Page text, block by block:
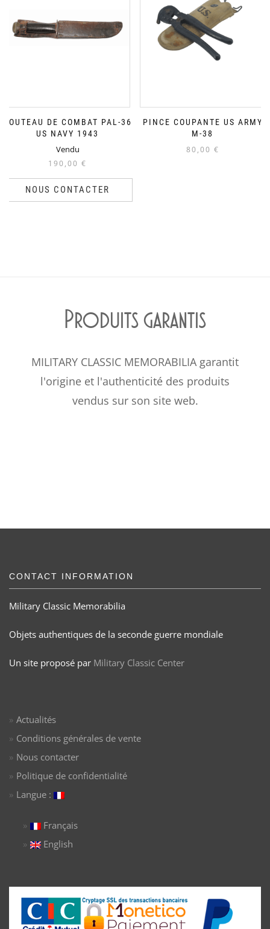
COUTEAU DE COMBAT PAL-36
US NAVY 1943
Vendu
190,00 €
NOUS CONTACTER
PINCE COUPANTE US ARMY
M-38
80,00 €
Produits garantis
MILITARY CLASSIC MEMORABILIA garantit
l'origine et l'authenticité des produits
vendus sur son site web.
CONTACT INFORMATION
Military Classic Memorabilia
Objets authentiques de la seconde guerre mondiale
Un site proposé par Military Classic Center
Actualités
Conditions générales de vente
Nous contacter
Politique de confidentialité
Langue :
Français
English